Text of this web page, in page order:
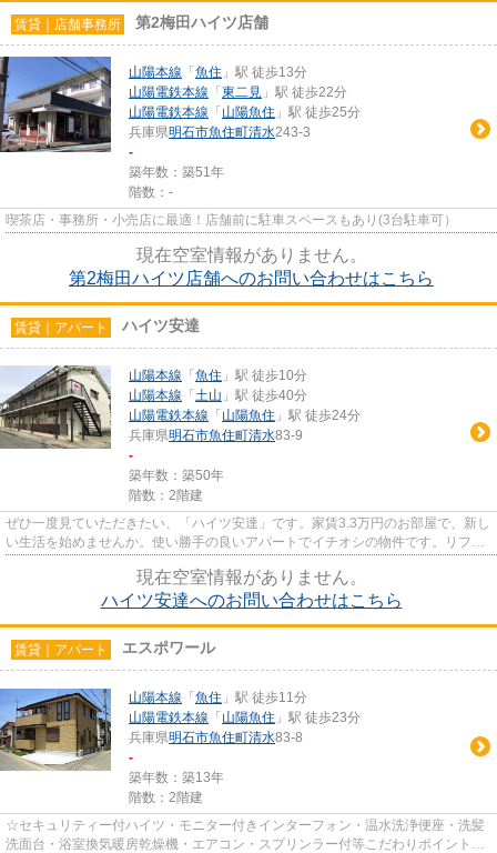
賃貸｜店舗事務所 第2梅田ハイツ店舗
山陽本線 「 魚住 」駅 徒歩13分
山陽電鉄本線 「 東二見 」駅 徒歩22分
山陽電鉄本線 「 山陽魚住 」駅 徒歩25分
兵庫県明石市魚住町清水243-3
-
築年数：築51年
階数：-
喫茶店・事務所・小売店に最適！店舗前に駐車スペースもあり(3台駐車可）
現在空室情報がありません。
第2梅田ハイツ店舗へのお問い合わせはこちら
賃貸｜アパート ハイツ安達
山陽本線 「 魚住 」駅 徒歩10分
山陽本線 「 土山 」駅 徒歩40分
山陽電鉄本線 「 山陽魚住 」駅 徒歩24分
兵庫県明石市魚住町清水83-9
-
築年数：築50年
階数：2階建
ぜひ一度見ていただきたい、「ハイツ安達」です。家賃3.3万円のお部屋で、新し
い生活を始めませんか。使い勝手の良いアパートでイチオシの物件です。リフォ
現在空室情報がありません。
ハイツ安達へのお問い合わせはこちら
賃貸｜アパート エスポワール
山陽本線 「 魚住 」駅 徒歩11分
山陽電鉄本線 「 山陽魚住 」駅 徒歩23分
兵庫県明石市魚住町清水83-8
-
築年数：築13年
階数：2階建
☆セキュリティー付ハイツ・モニター付きインターフォン・温水洗浄便座・洗髪
洗面台・浴室換気暖房乾燥機・エアコン・スプリンラー付等こだわりポイント満